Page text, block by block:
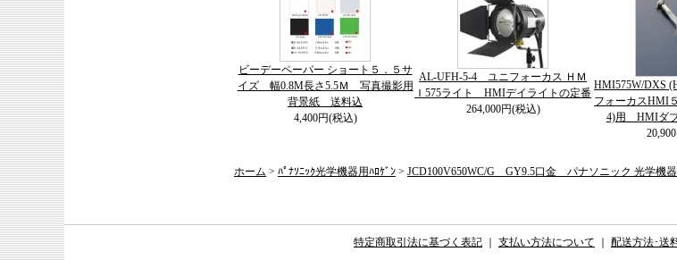
ビーデーペーパー ショート５．５サ
イズ 幅0.8M長さ5.5Ｍ 写真撮影用
背景紙 送料込
4,400円(税込)
AL-UFH-5-4 ユニフォーカス ＨＭ
Ｉ575ライト HMIデイライトの定番
264,000円(税込)
HMI575W/DXS
フォーカスHMI
4)用 HMIダ
ホーム > ﾊﾟﾅｿﾆｯｸ光学機器用ﾊﾛｹﾞﾝ > JCD100V650WC/G GY9.5口金 パナソニック 光学
特定商取引法に基づく表記 支払い方法について 配送方法･送